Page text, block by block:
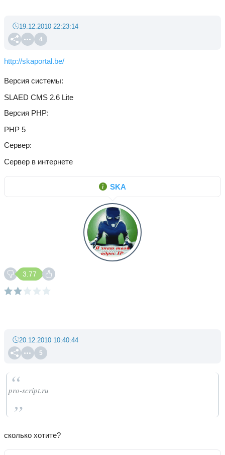
4
19.12.2010 22:23:14
http://skaportal.be/
Версия системы
SLAED CMS 2.6 Lite
Версия PHP
PHP 5
Сервер
Сервер в интернете
SKA
3.77
5
20.12.2010 10:40:44
pro-script.ru
сколько хотите?